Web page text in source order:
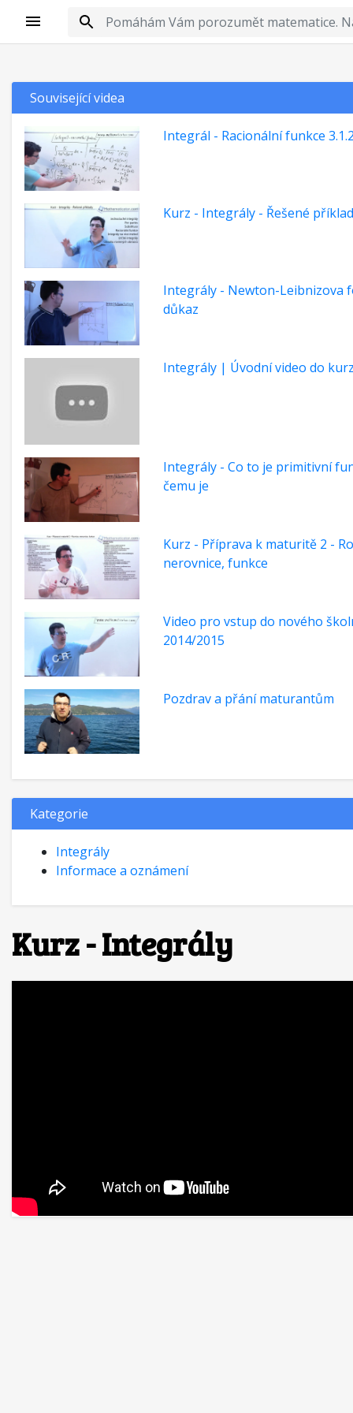
Kurz - Integrály
Související videa
Integrál - Racionální funkce
Kurz - Integrály - Řešené
Integrály - Newton-Leibnizova
důkaz
Integrály | Úvodní video do
Integrály - Co to je primitivní
čemu je
Kurz - Příprava k maturitě 2 -
nerovnice, funkce
Video pro vstup do nového
2014/2015
Pozdrav a přání maturantům
Kategorie
Integrály
Informace a oznámení